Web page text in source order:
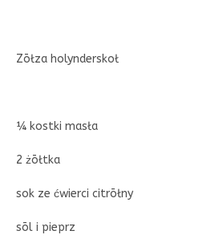
Zōłza holynderskoł
¼ kostki masła
2 żōłtka
sok ze ćwierci citrōłny
sōl i pieprz